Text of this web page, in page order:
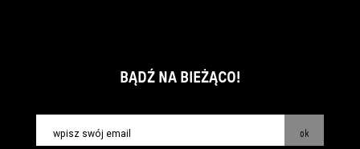
BĄDŹ NA BIEŻĄCO!
ok